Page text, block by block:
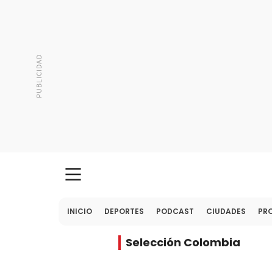
INICIO DEPORTES PODCAST CIUDADES
Selección Colombia